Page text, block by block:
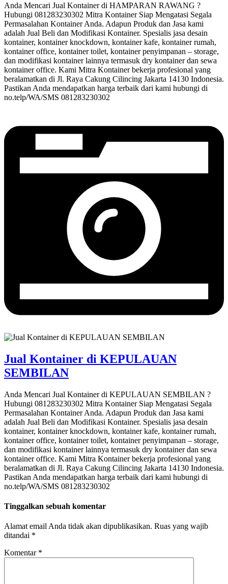
Anda Mencari Jual Kontainer di HAMPARAN RAWANG ?
Hubungi 081283230302 Mitra Kontainer Siap Mengatasi Segala
Permasalahan Kontainer Anda. Adapun Produk dan Jasa kami
adalah Jual Beli dan Modifikasi Kontainer. Spesialis jasa desain
kontainer, kontainer knockdown, kontainer kafe, kontainer rumah,
kontainer office, kontainer toilet, kontainer penyimpanan – storage,
dan modifikasi kontainer lainnya termasuk dry kontainer dan sewa
kontainer office. Kami Mitra Kontainer bekerja profesional yang
beralamatkan di Jl. Raya Cakung Cilincing Jakarta 14130 Indonesia.
Pastikan Anda mendapatkan harga terbaik dari kami hubungi di
no.telp/WA/SMS 081283230302
Jual Kontainer di KEPULAUAN
SEMBILAN
Anda Mencari Jual Kontainer di KEPULAUAN SEMBILAN ?
Hubungi 081283230302 Mitra Kontainer Siap Mengatasi Segala
Permasalahan Kontainer Anda. Adapun Produk dan Jasa kami
adalah Jual Beli dan Modifikasi Kontainer. Spesialis jasa desain
kontainer, kontainer knockdown, kontainer kafe, kontainer rumah,
kontainer office, kontainer toilet, kontainer penyimpanan – storage,
dan modifikasi kontainer lainnya termasuk dry kontainer dan sewa
kontainer office. Kami Mitra Kontainer bekerja profesional yang
beralamatkan di Jl. Raya Cakung Cilincing Jakarta 14130 Indonesia.
Pastikan Anda mendapatkan harga terbaik dari kami hubungi di
no.telp/WA/SMS 081283230302
Tinggalkan sebuah komentar
Alamat email Anda tidak akan dipublikasikan. Ruas yang wajib
ditandai *
Komentar *